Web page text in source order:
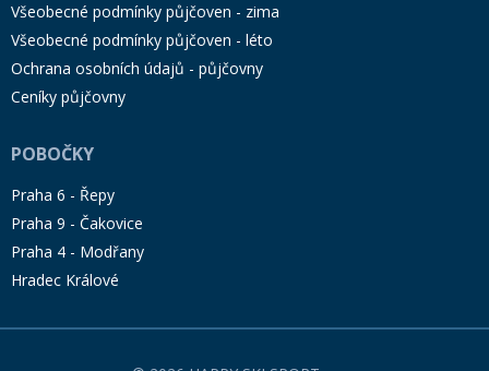
Všeobecné podmínky půjčoven - zima
Všeobecné podmínky půjčoven - léto
Ochrana osobních údajů - půjčovny
Ceníky půjčovny
POBOČKY
Praha 6 - Řepy
Praha 9 - Čakovice
Praha 4 - Modřany
Hradec Králové